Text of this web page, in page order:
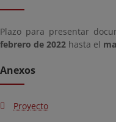
Plazo para presentar
febrero de 2022 hasta el
Anexos
Proyecto